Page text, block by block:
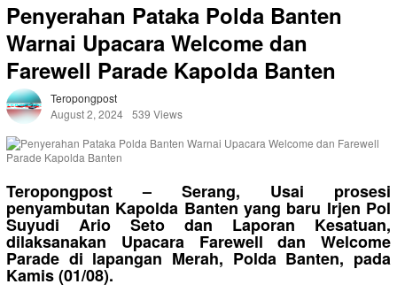
Penyerahan Pataka Polda Banten
Warnai Upacara Welcome dan
Farewell Parade Kapolda Banten
Teropongpost
August 2, 2024 539 Views
Teropongpost – Serang, Usai prosesi
penyambutan Kapolda Banten yang baru Irjen Pol
Suyudi Ario Seto dan Laporan Kesatuan,
dilaksanakan Upacara Farewell dan Welcome
Parade di lapangan Merah, Polda Banten, pada
Kamis (01/08).